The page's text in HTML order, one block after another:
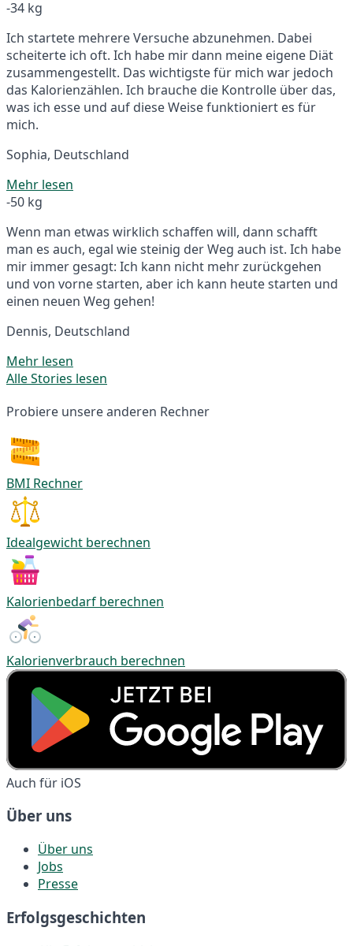
-34 kg
Ich startete mehrere Versuche abzunehmen. Dabei
scheiterte ich oft. Ich habe mir dann meine eigene Diät
zusammengestellt. Das wichtigste für mich war jedoch
das Kalorienzählen. Ich brauche die Kontrolle über das,
was ich esse und auf diese Weise funktioniert es für
mich.
Sophia, Deutschland
Mehr lesen
-50 kg
Wenn man etwas wirklich schaffen will, dann schafft
man es auch, egal wie steinig der Weg auch ist. Ich habe
mir immer gesagt: Ich kann nicht mehr zurückgehen
und von vorne starten, aber ich kann heute starten und
einen neuen Weg gehen!
Dennis, Deutschland
Mehr lesen
Alle Stories lesen
Probiere unsere anderen Rechner
BMI Rechner
Idealgewicht berechnen
Kalorienbedarf berechnen
Kalorienverbrauch berechnen
Auch für iOS
Über uns
Über uns
Jobs
Presse
Erfolgsgeschichten